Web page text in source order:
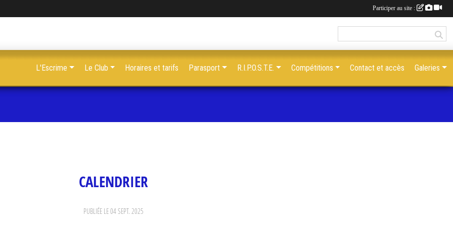
CALENDRIER
PUBLIÉE LE04 SEPT. 2025
L'Escrime Le Club Horaires et tarifs Parasport R.I.P.O.S.T.E. Compétitions Contact et accès Galeries
Participer au site :